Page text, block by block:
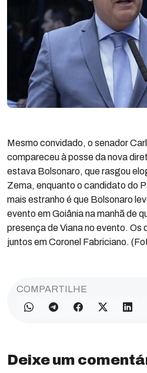
Mesmo convidado, o senador
compareceu à posse da nova
estava Bolsonaro, que rasgou
Zema, enquanto o candidato do
mais estranho é que Bolsonaro
evento em Goiânia na manhã de
presença de Viana no evento. Os
juntos em Coronel Fabriciano.
COMPARTILHE
Deixe um